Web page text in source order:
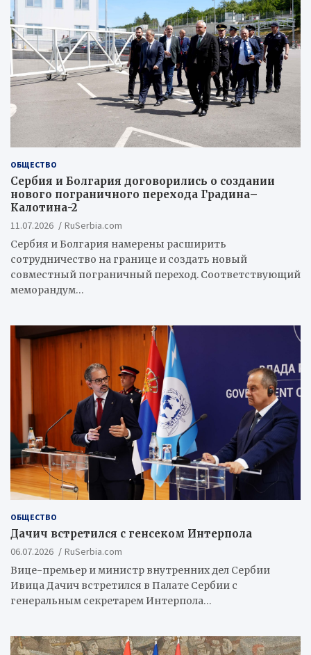
ОБЩЕСТВО
Сербия и Болгария договорились о создании
нового пограничного перехода Градина–
Калотина-2
11.07.2026
RuSerbia.com
Сербия и Болгария намерены расширить
сотрудничество на границе и создать новый
совместный пограничный переход. Соответствующий
меморандум…
ОБЩЕСТВО
Дачич встретился с генсеком Интерпола
06.07.2026
RuSerbia.com
Вице-премьер и министр внутренних дел Сербии
Ивица Дачич встретился в Палате Сербии с
генеральным секретарем Интерпола…